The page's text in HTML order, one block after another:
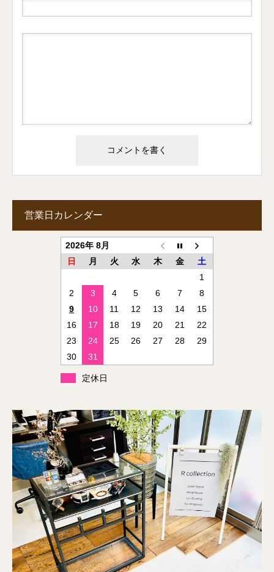
営業日カレンダー
2026年 8月
日
月 火 水 木 金
土
1
2
3 4 5 6 7
8
9
10 11 12 13 14
15
16
17 18 19 20 21
22
23
24 25 26 27 28
29
30
31
定休日